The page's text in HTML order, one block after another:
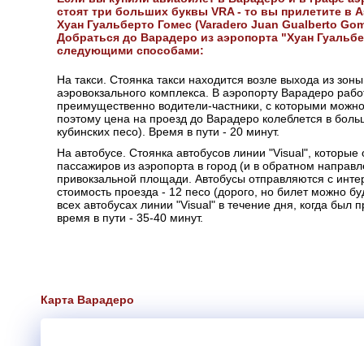
стоят три больших буквы VRA - то вы прилетите в
Хуан Гуальберто Гомес (Varadero Juan Gualberto
Добраться до Варадеро из аэропорта "Хуан
следующими способами:
На такси. Стоянка такси находится возле выхода из
аэровокзального комплекса. В аэропорту Варадеро
преимущественно водители-частники, с которыми можно
поэтому цена на проезд до Варадеро колеблется в
кубинских песо). Время в пути - 20 минут.
На автобусе. Стоянка автобусов линии "Visual", которые
пассажиров из аэропорта в город (и в обратном
привокзальной площади. Автобусы отправляются с
стоимость проезда - 12 песо (дорого, но билет можно
всех автобусах линии "Visual" в течение дня, когда был
время в пути - 35-40 минут.
Карта Варадеро